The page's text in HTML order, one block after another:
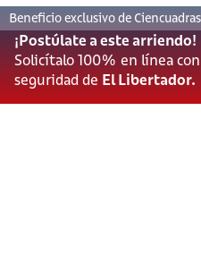
Beneficio exclusivo de Ciencuadras
¡Postúlate a este arriendo!
Solicítalo 100% en línea
seguridad de El Libertador.
¿Quieres solicitar